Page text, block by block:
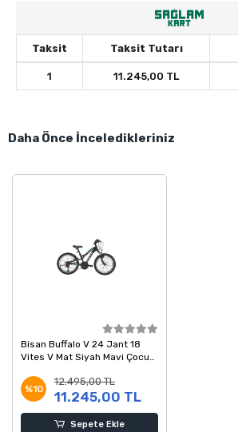
Taksit Taksit Tutarı
1 11.245,00 TL
Daha Önce İnceledikleriniz
Bisan Buffalo V 24 Jant 18
Vites V Mat Siyah Mavi Çocuk
%10
12.495,00 TL
11.245,00 TL
Sepete Ekle